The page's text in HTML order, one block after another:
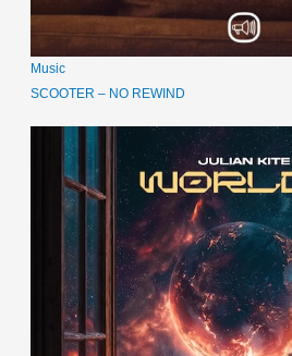
Music
SCOOTER – NO REWIND